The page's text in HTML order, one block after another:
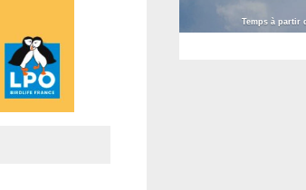
Temps à partir